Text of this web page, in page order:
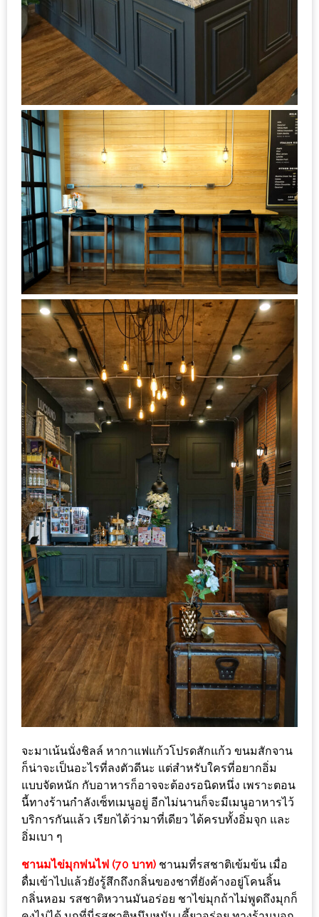
หนุ่ม
บ้านนา
เมนู
เด็ด
จาก
ANNA
FARM
ที่
เอาชนะ
ใจ
กรรมการ
จาก
THE
DISH
EVENT
ที่
ต้อง
ห้าม
พลาด
สำหรับ
ฤดู
หนาว
นี้
กับ
PING
FAI
FESTIVAL
2
–
ช็อป
ฟิน
กิน
เพลิน
HFG
NEWS
GAME
(SABAI
SEAFOOD)
FAIR
2017
เชียงใหม่
จะมาเน้นนั่งชิลล์ หากาแฟแก้วโปรดสักแก้ว ขนมสักจาน
ก็น่าจะเป็นอะไรที่ลงตัวดีนะ แต่สำหรับใครที่อยากอิ่ม
แบบจัดหนัก กับอาหารก็อาจจะต้องรอนิดหนึ่ง เพราะตอน
นี้ทางร้านกำลังเซ็ทเมนูอยู่ อีกไม่นานก็จะมีเมนูอาหารไว้
บริการกันแล้ว เรียกได้ว่ามาที่เดียว ได้ครบทั้งอิ่มจุก และ
อิ่มเบา ๆ
ชานมไข่มุกพ่นไฟ (70 บาท) ชานมที่รสชาติเข้มข้น เมื่อ
ดื่มเข้าไปแล้วยังรู้สึกถึงกลิ่นของชาที่ยังค้างอยู่โคนลิ้น
กลิ่นหอม รสชาติหวานมันอร่อย ชาไข่มุกถ้าไม่พูดถึงมุกก็